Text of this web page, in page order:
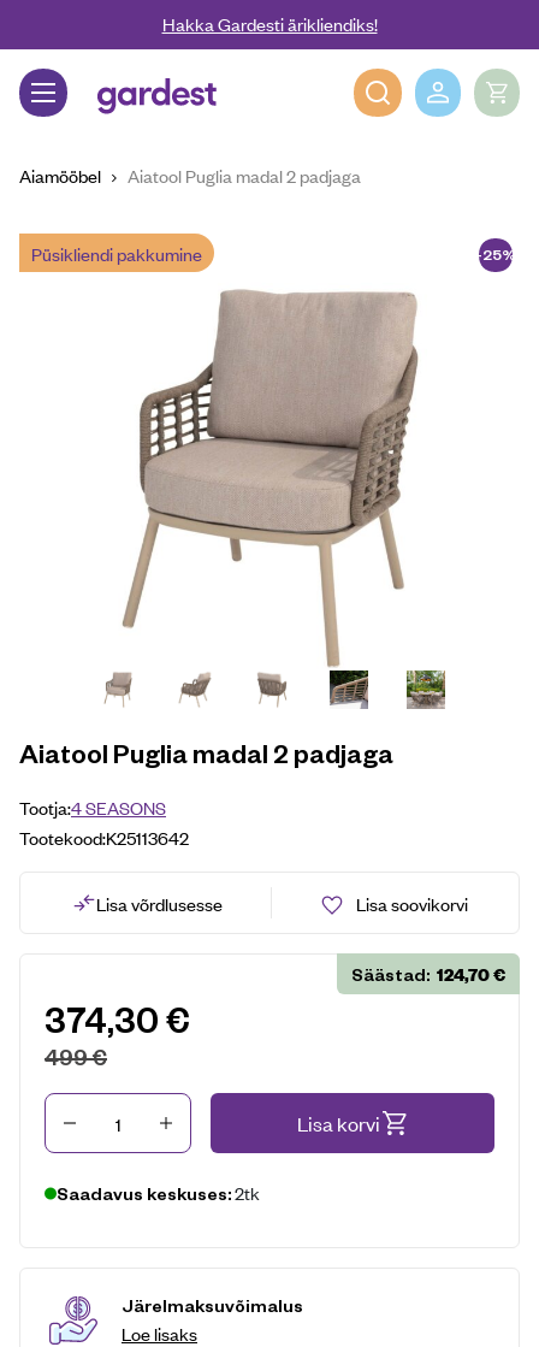
Liigu edasi põhisisu juurdeHakka Gardesti ärikliendiks!
Gardest
Aiamööbel Aiatool Puglia madal 2 padjaga
-25%
Püsikliendi pakkumine
Aiatool Puglia madal 2 padjaga
Tootja:4 SEASONS
Tootekood:K25113642
Lisa võrdlusesse Lisa soovikorvi
374,30€
499€
Säästad: 124,70€
Kogus Lisa korvi
Saadavus keskuses:2tk
Järelmaksuvõimalus
Loe lisaks